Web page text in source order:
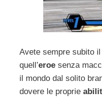
Avete sempre subito
quell’eroe senza
il mondo dal solito
dovere le proprie